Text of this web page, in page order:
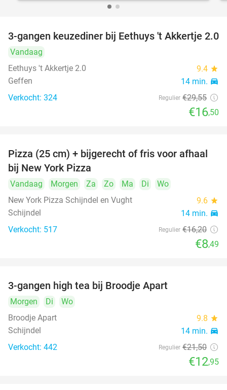
44%
3-gangen keuzediner bij Eethuys 't Akkertje 2.0
Vandaag
Eethuys 't Akkertje 2.0
9.4 star
Geffen 14 min. directions_car
Verkocht: 324 Regulier €29,55
€16,50
48%
Pizza (25 cm) + bijgerecht of fris voor afhaal
bij New York Pizza
Vandaag Morgen Za Zo Ma Di
Wo
New York Pizza Schijndel en Vught
9.6 star
Schijndel 14 min. directions_car
Verkocht: 517 Regulier €16,20
€8,49
3-gangen high tea bij Broodje Apart
Morgen Di
Wo
Broodje Apart
9.8 star
Schijndel 14 min. directions_car
Verkocht: 442 Regulier €21,50
€12,95